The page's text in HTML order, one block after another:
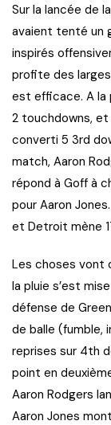
Sur la lancée de
avaient tenté un
inspirés
profite des
est efficace. A la
2 touchdowns, et
converti 5 3rd
match, Aaron
répond à Goff à
pour Aaron
et Detroit mène
Les choses vont
la pluie s’est
défense de
de balle (fumble,
reprises sur 4th
point en
Aaron Rodgers
Aaron Jones